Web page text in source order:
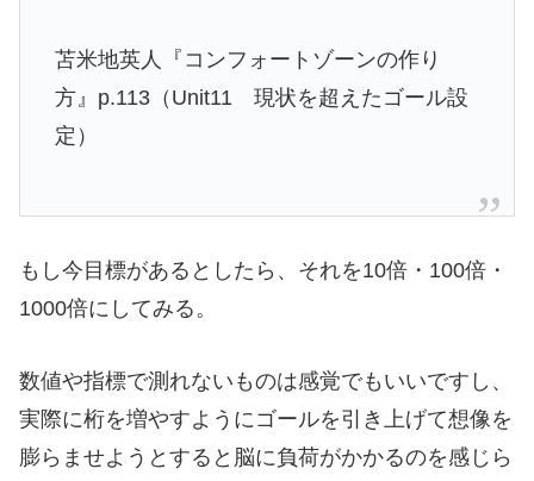
苫米地英人『コンフォートゾーンの作り
方』p.113（Unit11 現状を超えたゴール設
定）
もし今目標があるとしたら、それを10倍・100倍・
1000倍にしてみる。
数値や指標で測れないものは感覚でもいいですし、
実際に桁を増やすようにゴールを引き上げて想像を
膨らませようとすると脳に負荷がかかるのを感じら